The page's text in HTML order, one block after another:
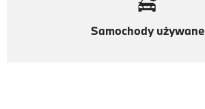
Samochody używane